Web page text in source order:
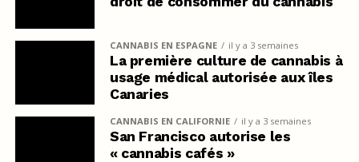
CANNABIS EN ESPAGNE il y a 3 semaines
La première culture de cannabis à
usage médical autorisée aux îles
Canaries
CANNABIS EN CALIFORNIE il y a 3 semaines
San Francisco autorise les
« cannabis cafés »